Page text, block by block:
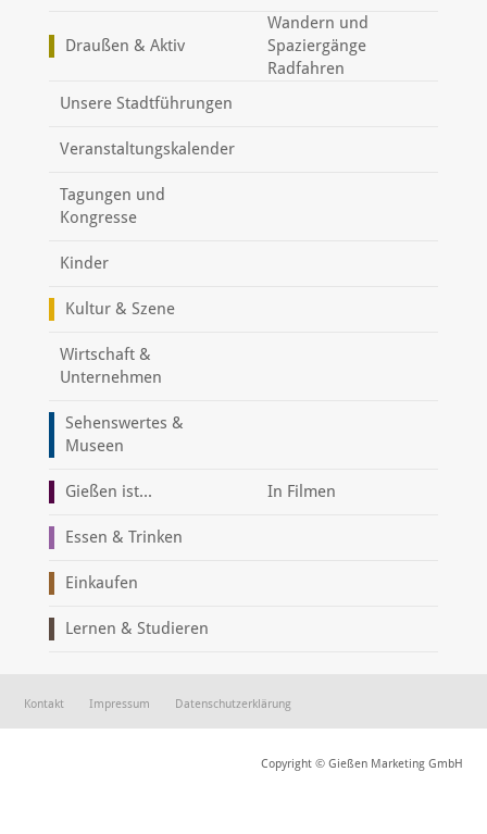
Draußen & Aktiv
Wandern und
Spaziergänge
Radfahren
Unsere Stadtführungen
Veranstaltungskalender
Tagungen und
Kongresse
Kinder
Kultur & Szene
Wirtschaft &
Unternehmen
Sehenswertes &
Museen
Gießen ist... In Filmen
Essen & Trinken
Einkaufen
Lernen & Studieren
Kontakt Impressum Datenschutzerklärung
Copyright © Gießen Marketing GmbH